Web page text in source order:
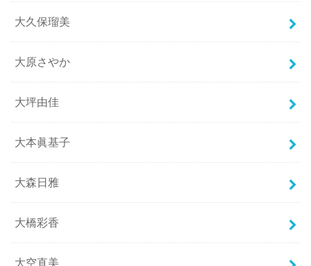
大久保瑠美
大原さやか
大坪由佳
大本眞基子
大森日雅
大橋彩香
大空直美